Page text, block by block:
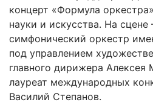
концерт «Формула
науки и искусства. На
симфонический оркестр
под управлением
главного дирижера
лауреат международных
Василий Степанов.